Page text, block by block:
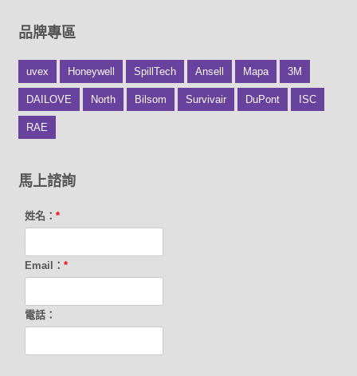
品牌專區
uvex Honeywell SpillTech Ansell Mapa 3M
DAILOVE North Bilsom Survivair DuPont ISC
RAE
馬上諮詢
姓名：*
Email：*
電話：